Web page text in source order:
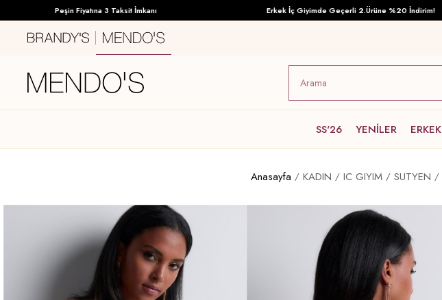
Peşin Fiyatına 3 Taksit İmkanı Erkek İç Giyimde Geçerli 2.Ürüne %20 İndirim!
SS'26 YENİLER ERKEK
Anasayfa KADIN IC GIYIM SUTYEN